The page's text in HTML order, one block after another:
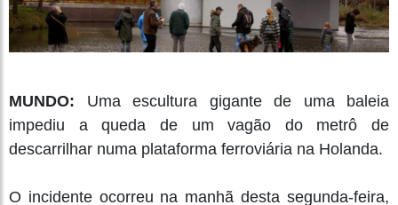
MUNDO: Uma escultura gigante de uma baleia
impediu a queda de um vagão do metrô de
descarrilhar numa plataforma ferroviária na Holanda.
O incidente ocorreu na manhã desta segunda-feira,